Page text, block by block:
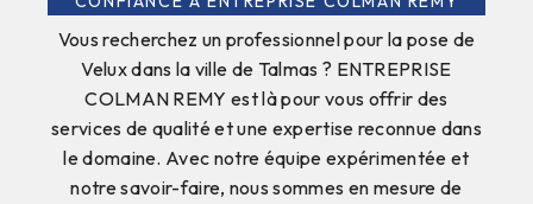
Vous recherchez un professionnel pour la pose de
Velux dans la ville de Talmas ? ENTREPRISE
COLMAN REMY est là pour vous offrir des
services de qualité et une expertise reconnue dans
le domaine. Avec notre équipe expérimentée et
notre savoir-faire, nous sommes en mesure de